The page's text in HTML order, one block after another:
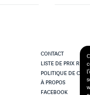
CONTACT
LISTE DE PRIX
POLITIQUE DE
À PROPOS
FACEBOOK